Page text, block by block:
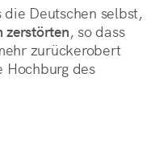
die Deutschen selbst,
zerstörten, so dass
zurückerobert
Hochburg des